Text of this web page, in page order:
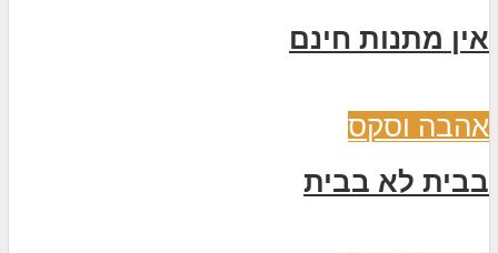
אין מתנות חינם
אהבה וסקס
בבית לא בבית